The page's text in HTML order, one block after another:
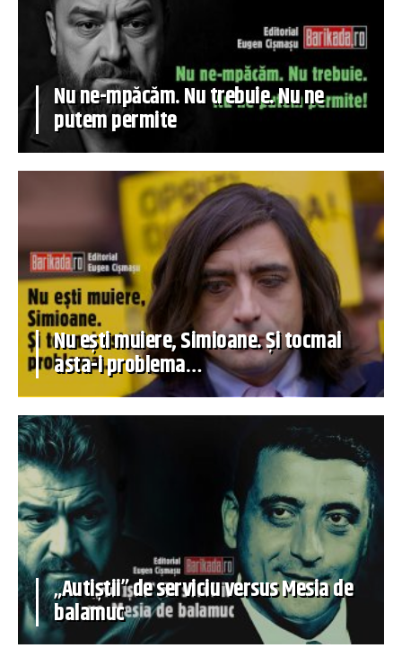
Nu ne-mpăcăm. Nu trebuie. Nu ne
putem permite
Nu ești muiere, Simioane. Și tocmai
asta-i problema…
„Autiștii” de serviciu versus Mesia de
balamuc